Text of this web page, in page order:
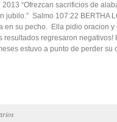
“Ofrezcan sacrificios de
jubilo.” Salmo 107:22 BERTHA
en su pecho. Ella pidio oracion y
resultados regresaron negativos!
estuvo a punto de perder su